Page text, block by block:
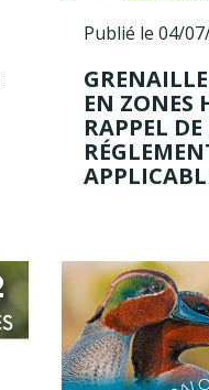
Publié le 04/
EN ZONES
RAPPEL